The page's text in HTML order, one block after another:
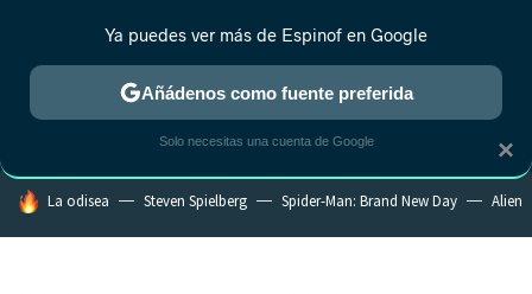
MENÚ NUEVO
ESTRENOS REALITY ANIME RANKINGS CINE
HOY SE HABLA DE
La odisea Steven Spielberg Spider-Man: Brand New Day Alien
×
Ya puedes ver más de Espinof en Google
Añádenos como fuente preferida
Solo necesitas una cuenta de Google